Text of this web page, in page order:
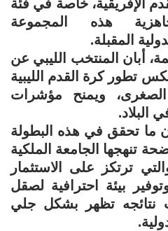
هذه المجموعة
المقبلة.
أبان المنتخب الليبي عن
تطور كرة القدم الليبية
ويمنح مؤشرات
البلاد.
ما تحقق في هذه البطولة
تنهجها الجامعة الملكية
ترتكز على الاستثمار
بيئة احترافية لصقل
نتائجه تظهر بشكل جلي